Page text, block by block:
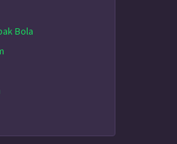
Bola